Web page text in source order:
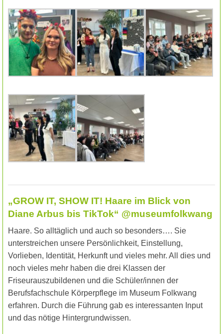
„GROW IT, SHOW IT! Haare im Blick von
Diane Arbus bis TikTok“ @museumfolkwang
Haare. So alltäglich und auch so besonders…. Sie
unterstreichen unsere Persönlichkeit, Einstellung,
Vorlieben, Identität, Herkunft und vieles mehr. All dies und
noch vieles mehr haben die drei Klassen der
Friseurauszubildenen und die Schüler/innen der
Berufsfachschule Körperpflege im Museum Folkwang
erfahren. Durch die Führung gab es interessanten Input
und das nötige Hintergrundwissen.